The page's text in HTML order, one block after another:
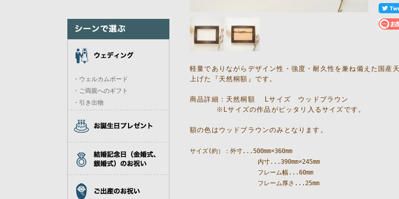
軽量でありながらデザイン性・強度・耐久性を兼ね備えた国産
上げた『天然桐額』です。
商品詳細：天然桐額 Lサイズ ウッドブラウン
※Lサイズの作品がピッタリ入るサイズです。
額の色はウッドブラウンのみとなります。
サイズ(約）：外寸...500mm×360mm
                   内寸...390mm×245mm
                   フレーム幅...60mm
                   フレーム厚さ...25mm
・ウェルカムボード
・ご両親へのギフト
・引き出物